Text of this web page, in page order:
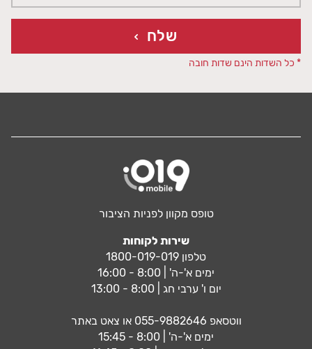
שלח
* כל השדות הינם שדות חובה
טופס מקוון לפניות הציבור
שירות לקוחות
טלפון 1800-019-019
ימים א'-ה' | 8:00 - 16:00
יום ו' ערבי חג | 8:00 - 13:00
ווטסאפ 055-9882646 או צאט באתר
ימים א'-ה' | 8:00 - 15:45